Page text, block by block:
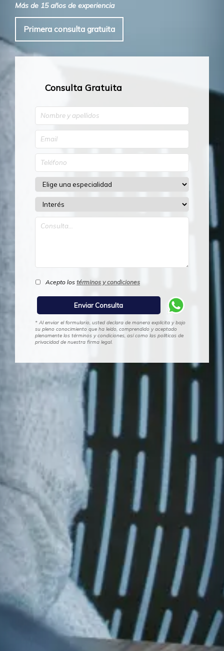
Más de 15 años de experiencia
Primera consulta gratuita
Consulta Gratuita
Acepto los términos y condiciones
* Al enviar el formulario, usted declara de manera explícita y bajo
su pleno conocimiento que ha leído, comprendido y aceptado
plenamente los términos y condiciones, así como las políticas de
privacidad de nuestra firma legal.